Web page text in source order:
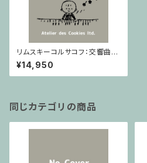
リムスキーコルサコフ：交響曲第
2番「アンタール」（第2稿） / フル
スコア
¥14,950
同じカテゴリの商品